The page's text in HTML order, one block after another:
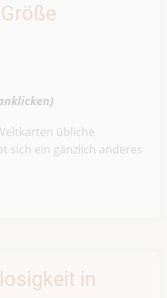
übliche
sich ein gänzlich anderes
in